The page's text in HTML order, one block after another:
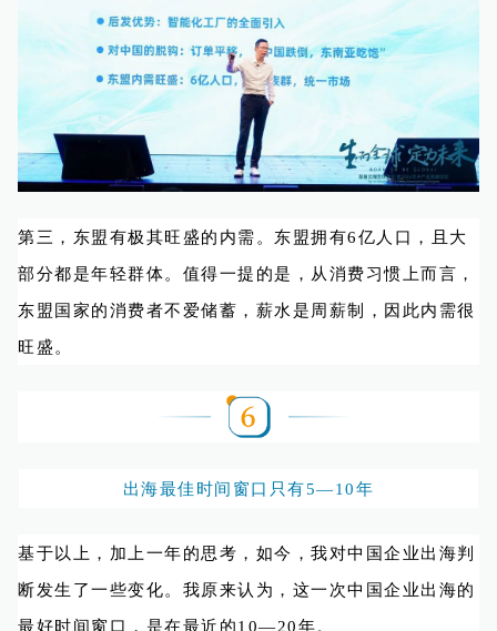
第三，东盟有极其旺盛的内需。东盟拥有6亿人口，且大
部分都是年轻群体。值得一提的是，从消费习惯上而言，
东盟国家的消费者不爱储蓄，薪水是周薪制，因此内需很
旺盛。
出海最佳时间窗口只有5—10年
基于以上，加上一年的思考，如今，我对中国企业出海判
断发生了一些变化。我原来认为，这一次中国企业出海的
最好时间窗口，是在最近的10—20年。